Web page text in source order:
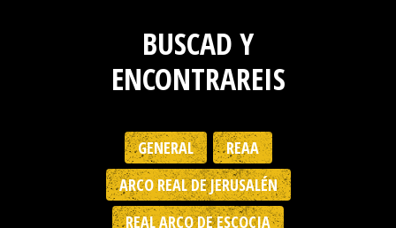
BUSCAD Y
ENCONTRAREIS
GENERAL
REAA
ARCO REAL DE JERUSALÉN
REAL ARCO DE ESCOCIA